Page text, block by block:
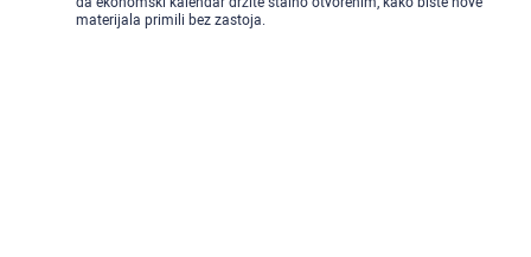
materijala primili bez zastoja.